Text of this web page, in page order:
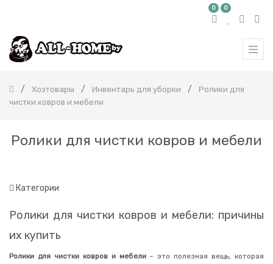
0 0
Хозтовары Инвентарь для уборки
Ролики для
чистки ковров и мебели
Ролики для чистки ковров и мебели
Категории
ТОВАРОВ
Бытовая
химия
здоровье
Здоровье
Хозтовары
бумага
Салфетки
Ролики для чистки ковров и мебели: причины
их купить
Ролики для чистки ковров и мебели– это полезная вещь, которая